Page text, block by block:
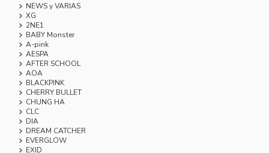
NEWS y VARIAS
XG
2NE1
BABY Monster
A-pink
AESPA
AFTER SCHOOL
AOA
BLACKPINK
CHERRY BULLET
CHUNG HA
CLC
DIA
DREAM CATCHER
EVERGLOW
EXID